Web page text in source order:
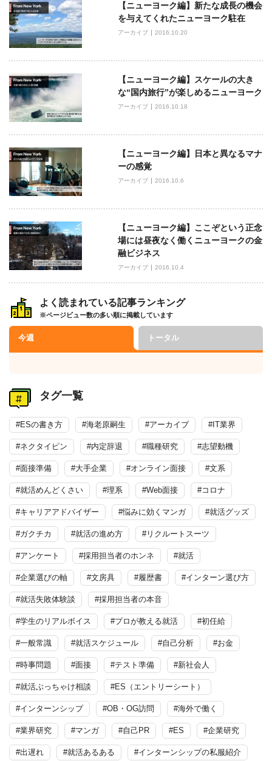
ゲ
ー
シ
ョ
ン
【ニューヨーク編】新たな成長の機会
を与えてくれたニューヨーク駐在
アーカイブ 2016.10.20
【ニューヨーク編】スケールの大き
な“国内旅行”が楽しめるニューヨーク
アーカイブ 2016.10.18
【ニューヨーク編】日本と異なるマナ
ーの感覚
アーカイブ 2016.10.6
【ニューヨーク編】ここぞという正念
場には昼夜なく働くニューヨークの金
融ビジネス
アーカイブ 2016.10.4
よく読まれている記事ランキング
※ページビュー数の多い順に掲載しています
今週 トータル
タグ一覧
#ESの書き方 #海老原嗣生 #アーカイブ #IT業界
#ネクタイピン #内定辞退 #職種研究 #志望動機
#面接準備 #大手企業 #オンライン面接 #文系
#就活めんどくさい #理系 #Web面接 #コロナ
#キャリアアドバイザー #悩みに効くマンガ #就活グッズ
#ガクチカ #就活の進め方 #リクルートスーツ
#アンケート #採用担当者のホンネ #就活
#企業選びの軸 #文房具 #履歴書 #インターン選び方
#就活失敗体験談 #採用担当者の本音
#学生のリアルボイス #プロが教える就活 #初任給
#一般常識 #就活スケジュール #自己分析 #お金
#時事問題 #面接 #テスト準備 #新社会人
#就活ぶっちゃけ相談 #ES（エントリーシート）
#インターンシップ #OB・OG訪問 #海外で働く
#業界研究 #マンガ #自己PR #ES #企業研究
#出遅れ #就活あるある #インターンシップの私服紹介